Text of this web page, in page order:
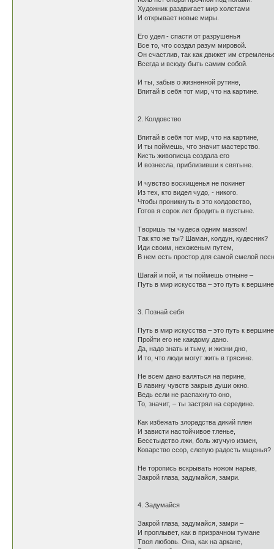
Художник раздвигает мир холстами
И открывает новые миры.
Его удел - спасти от разрушенья
Все то, что создал разум мировой.
Он счастлив, так как движет им
Всегда и всюду быть самим собой.
И ты, забыв о жизненной рутине,
Впитай в себя тот мир, что на картине.
2. Колдовство
Впитай в себя тот мир, что на картине,
И ты поймешь, что значит мастерство.
Кисть живописца создала его
И вознесла, приблизивши к святыне.
И чувство восхищенья не покинет
Из тех, кто видел чудо, - никого.
Чтобы проникнуть в это колдовство,
Готов я сорок лет бродить в пустыне.
Творишь ты чудеса одним мазком!
Так кто же ты? Шаман, колдун, кудесник?
Иди своим, нехоженым путем,
В нем есть простор для самой смелой
Шагай и пой, и ты поймешь отныне –
Путь в мир искусства – это путь к
3. Познай себя
Путь в мир искусства – это путь к
Пройти его не каждому дано.
Да, надо знать и тьму, и жизни дно,
И то, что люди могут жить в трясине.
Не всем дано валяться на перине,
В лавину чувств закрыв души окно.
Ведь если не распахнуто оно,
То, значит, – ты застрял на середине.
Как избежать злорадства дикий плен
И зависти настойчивое тленье,
Бесстыдство лжи, боль жгучую измен,
Коварство ссор, слепую радость мщенья?
Не торопись вскрывать ножом нарыв,
Закрой глаза, задумайся, замри.
4. Задумайся
Закрой глаза, задумайся, замри –
И проплывет, как в призрачном тумане
Твоя любовь. Она, как на аркане,